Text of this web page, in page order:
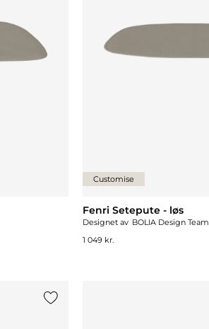
Customise
Fenri Setepute - løs
Designet av BOLIA Design Team
1 049 kr.